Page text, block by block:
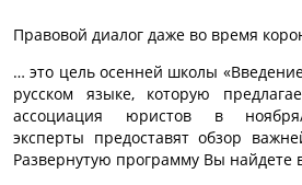
Правовой диалог даже во время
… это цель осенней школы
русском языке, которую
ассоциация юристов в ноября/
эксперты предоставят обзор
Развернутую программу Вы